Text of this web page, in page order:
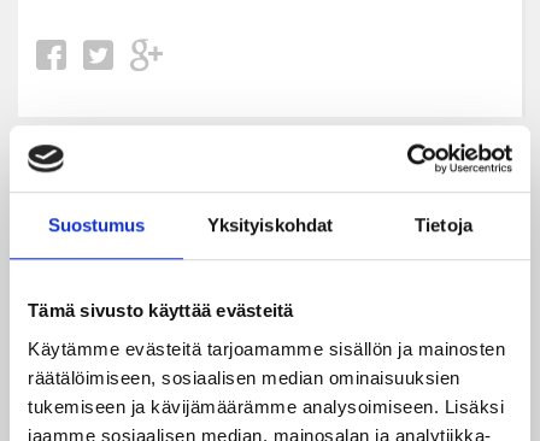
Suostumus Yksityiskohdat Tietoja
Tämä sivusto käyttää evästeitä
Käytämme evästeitä tarjoamamme sisällön ja mainosten
räätälöimiseen, sosiaalisen median ominaisuuksien
tukemiseen ja kävijämäärämme analysoimiseen. Lisäksi
jaamme sosiaalisen median, mainosalan ja analytiikka-
Uusimmat
08.08.2026
Turnausraportti: JYP juhlii seurahistorian ensimmäistä
Tampere Cupin voittoa!
06.08.2026
JYPin kausi käyntiin Tampere Cupista!